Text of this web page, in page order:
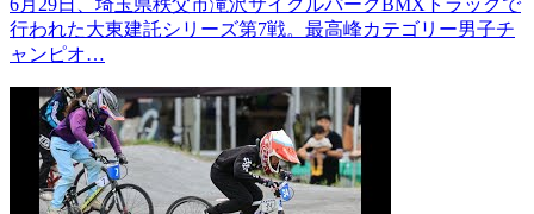
6月29日、埼玉県秩父市滝沢サイクルパークBMXトラックで
行われた大東建託シリーズ第7戦。最高峰カテゴリー男子チ
ャンピオ…